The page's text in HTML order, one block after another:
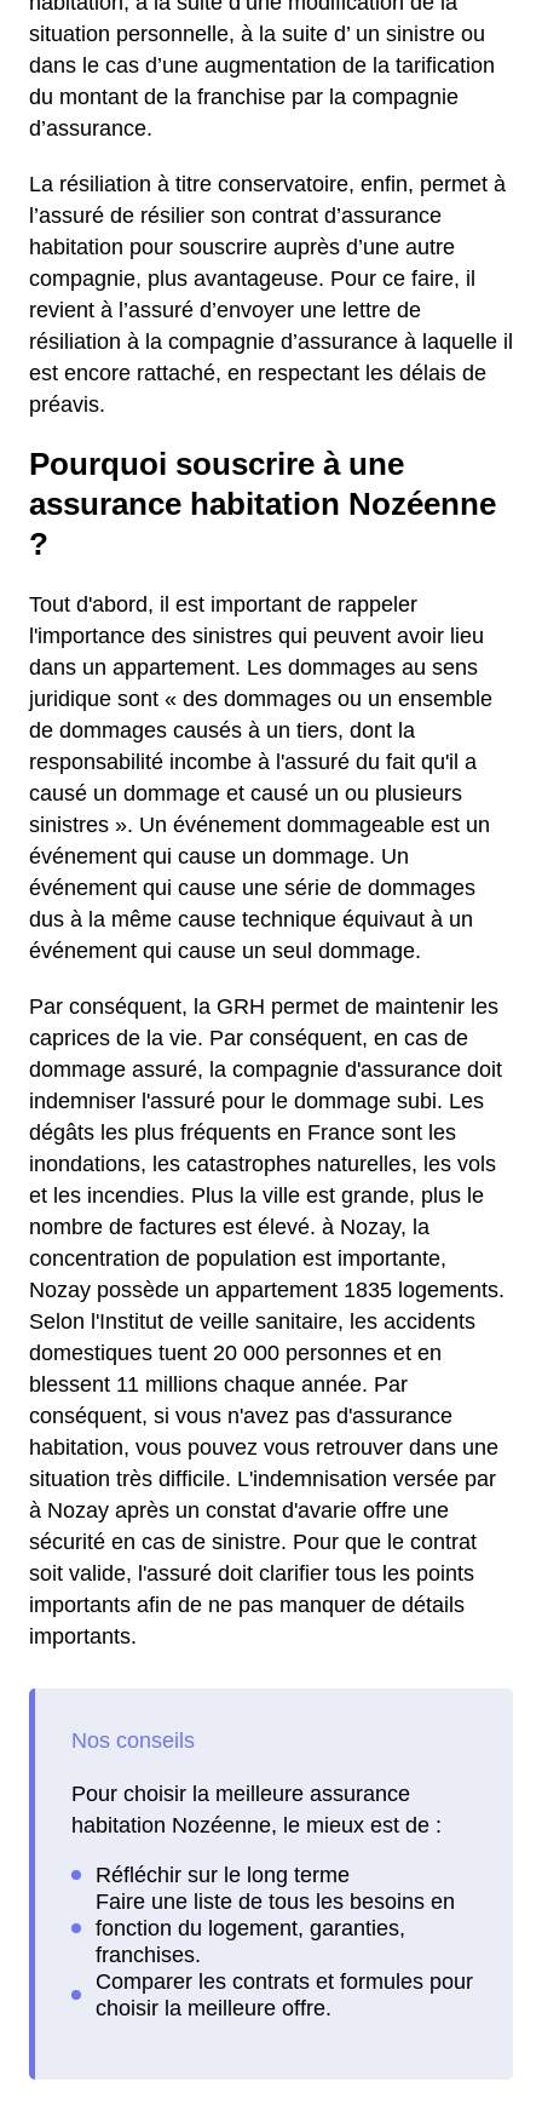
situation personnelle, à la suite d’ un sinistre ou
dans le cas d’une augmentation de la tarification
du montant de la franchise par la compagnie
d’assurance.
La résiliation à titre conservatoire, enfin, permet à
l’assuré de résilier son contrat d’assurance
habitation pour souscrire auprès d’une autre
compagnie, plus avantageuse. Pour ce faire, il
revient à l’assuré d’envoyer une lettre de
résiliation à la compagnie d’assurance à laquelle il
est encore rattaché, en respectant les délais de
préavis.
Pourquoi souscrire à une
assurance habitation Nozéenne
?
Tout d'abord, il est important de rappeler
l'importance des sinistres qui peuvent avoir lieu
dans un appartement. Les dommages au sens
juridique sont « des dommages ou un ensemble
de dommages causés à un tiers, dont la
responsabilité incombe à l'assuré du fait qu'il a
causé un dommage et causé un ou plusieurs
sinistres ». Un événement dommageable est un
événement qui cause un dommage. Un
événement qui cause une série de dommages
dus à la même cause technique équivaut à un
événement qui cause un seul dommage.
Par conséquent, la GRH permet de maintenir les
caprices de la vie. Par conséquent, en cas de
dommage assuré, la compagnie d'assurance doit
indemniser l'assuré pour le dommage subi. Les
dégâts les plus fréquents en France sont les
inondations, les catastrophes naturelles, les vols
et les incendies. Plus la ville est grande, plus le
nombre de factures est élevé. à Nozay, la
concentration de population est importante,
Nozay possède un appartement 1835 logements.
Selon l'Institut de veille sanitaire, les accidents
domestiques tuent 20 000 personnes et en
blessent 11 millions chaque année. Par
conséquent, si vous n'avez pas d'assurance
habitation, vous pouvez vous retrouver dans une
situation très difficile. L'indemnisation versée par
à Nozay après un constat d'avarie offre une
sécurité en cas de sinistre. Pour que le contrat
soit valide, l'assuré doit clarifier tous les points
importants afin de ne pas manquer de détails
importants.
Pour choisir la meilleure assurance
habitation Nozéenne, le mieux est de :